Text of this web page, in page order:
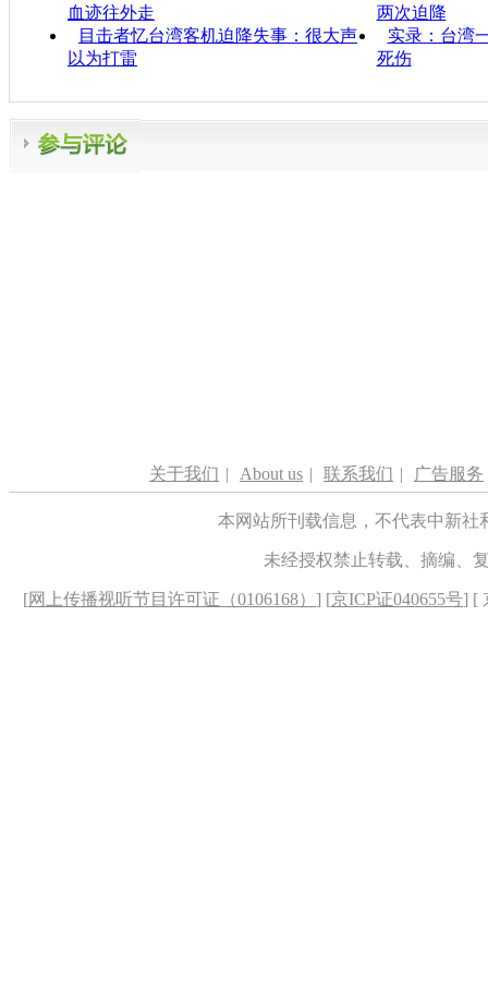
血迹往外走
两次迫降
目击者忆台湾客机迫降失事：很大声
以为打雷
实录：台湾
死伤
关于我们 | About us | 联系我们 | 广告服务
本网站所刊载信息，不代表中新
未经授权禁止转载、摘编、
[网上传播视听节目许可证（0106168） ] [京ICP证040655号] [